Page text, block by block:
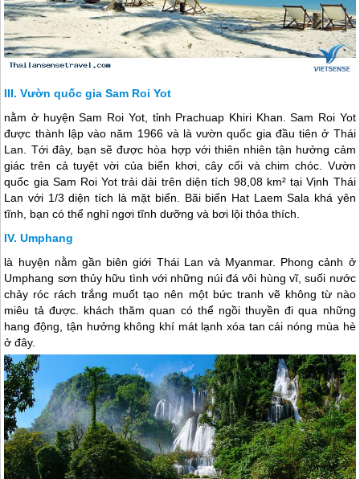
Vườn quốc gia Sam Roi Yot
nằm ở huyện Sam Roi Yot, tỉnh Prachuap Khiri Khan. Sam Roi Yot
được thành lập vào năm 1966 và là vườn quốc gia đầu tiên ở Thái
Lan . Tới đây, bạn sẽ được hòa hợp với thiên nhiên tận hưởng cảm
giác trên cả tuyệt vời của biển khơi, cây cối và chim chóc. Vườn
quốc gia Sam Roi Yot trải dài trên diện tích 98,08 km² tại Vịnh Thái
Lan với 1/3 diện tích là mặt biển. Bãi biển Hat Laem Sala khá yên
tĩnh, bạn có thể nghỉ ngơi tĩnh dưỡng và bơi lội thỏa thích.
Umphang
là huyện nằm gần biên giới Thái Lan và Myanmar. Phong cảnh ở
Umphang sơn thủy hữu tình với những núi đá vôi hùng vĩ, suối nước
chảy róc rách trắng muốt tạo nên một bức tranh vẽ không từ nào
miêu tả được. khách thăm quan có thể ngồi thuyền đi qua những
hang động, tận hưởng không khí mát lạnh xóa tan cái nóng mùa hè
ở đây.